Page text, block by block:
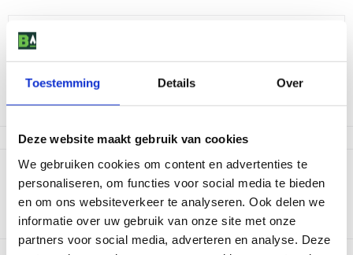
Toestemming Details Over
Deze website maakt gebruik van cookies
We gebruiken cookies om content en advertenties te
personaliseren, om functies voor social media te bieden
en om ons websiteverkeer te analyseren. Ook delen we
informatie over uw gebruik van onze site met onze
partners voor social media, adverteren en analyse. Deze
Cadac BBQ Tang
16,-
Niet op voorraad
Productomschrijving
Handige BBQ tang van Cadac met een handgreep van
hittebestendig kunststof. Houdt het kookoppervlak hygienisch
schoon dankzij een steuntje aan de onderzijde.